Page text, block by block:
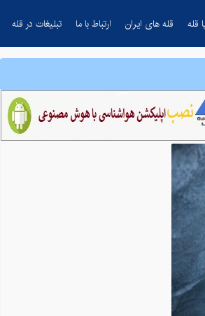
قله قله های ایران ارتباط با ما تبلیغات در قله